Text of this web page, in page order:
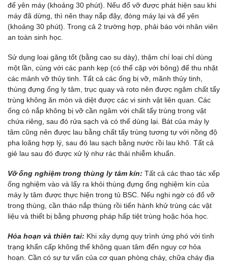
để yên máy (khoảng 30 phút). Nếu đổ vỡ được phát hiện sau khi
máy đã dừng, thì nên thay nắp đậy, đóng máy lại và để yên
(khoảng 30 phút). Trong cả 2 trường hợp, phải báo với nhân viên
an toàn sinh học.
Sử dụng loại găng tốt (bằng cao su dày), thậm chí loại chỉ dùng
một lần, cùng với các panh kẹp (có thể cặp với bông) để thu nhặt
các mảnh vỡ thủy tinh. Tất cả các ống bị vỡ, mãnh thủy tinh,
thùng đựng ống ly tâm, trục quay và roto nên được ngâm chất tẩy
trùng không ăn mòn và diệt được các vi sinh vật liên quan. Các
ống có nắp không bị vỡ cần ngâm với chất tẩy trùng trong vật
chứa riêng, sau đó rửa sạch và có thể dùng lại. Bát của máy ly
tâm cũng nên được lau bằng chất tẩy trùng tương tự với nồng độ
pha loãng hợp lý, sau đó lau sạch bằng nước rồi lau khô. Tất cả
giẻ lau sau đó được xử lý như rác thải nhiễm khuẩn.
Vỡ ống nghiệm trong thùng ly tâm kín: Tất cả các thao tác xếp
ống nghiệm vào và lấy ra khỏi thùng đựng ống nghiệm kín của
máy ly tâm được thực hiện trong tủ BSC. Nếu nghi ngờ có đổ vỡ
trong thùng, cần tháo nắp thùng rồi tiến hành khử trùng các vật
liệu và thiết bị bằng phương pháp hấp tiệt trùng hoặc hóa học.
Hỏa hoạn và thiên tai: Khi xây dựng quy trình ứng phó với tình
trạng khẩn cấp không thể không quan tâm đến nguy cơ hỏa
hoạn. Cần có sự tư vấn của cơ quan phòng cháy, chữa cháy địa